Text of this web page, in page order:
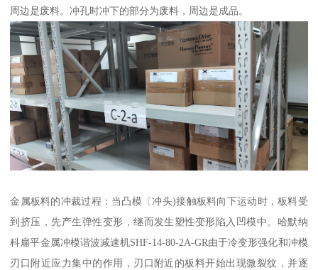
周边是废料。冲孔时冲下的部分为废料，周边是成品。
金属板料的冲裁过程：当凸模〔冲头)接触板料向下运动时，板料受
到挤压，先产生弹性变形，继而发生塑性变形陷入凹模中。哈默纳
科扁平金属冲模谐波减速机SHF-14-80-2A-GR由于冷变形强化和冲模
刃口附近应力集中的作用，刃口附近的板料开始出现微裂纹，并逐